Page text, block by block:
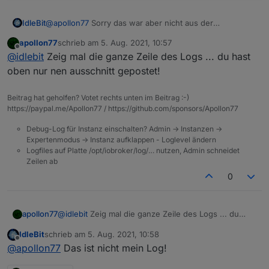
IdleBit@apollon77 Sorry das war aber nicht aus der
Only State handelt.....
Offline
apollon77schrieb am 5. Aug. 2021, 10:57
zuletzt editiert von
@idlebit Zeig mal die ganze Zeile des Logs ... du hast
oben nur nen ausschnitt gepostet!
Beitrag hat geholfen? Votet rechts unten im Beitrag :-)
https://paypal.me/Apollon77 / https://github.com/sponsors/Apollon77
Debug-Log für Instanz einschalten? Admin -> Instanzen ->
Expertenmodus -> Instanz aufklappen - Loglevel ändern
Logfiles auf Platte /opt/iobroker/log/… nutzen, Admin schneidet
Zeilen ab
0
apollon77@idlebit Zeig mal die ganze Zeile des Logs ... du
Offline
IdleBitschrieb am 5. Aug. 2021, 10:58
zuletzt editiert von
@apollon77 Das ist nicht mein Log!